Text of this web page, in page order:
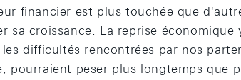
financier est plus touchée que
sa croissance. La reprise économique
difficultés rencontrées par nos
pourraient peser plus longtemps que